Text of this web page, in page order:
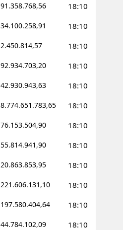
91.358.768,56 18:10
34.100.258,91 18:10
2.450.814,57 18:10
92.934.703,20 18:10
42.930.943,63 18:10
8.774.651.783,65 18:10
76.153.504,90 18:10
55.814.941,90 18:10
20.863.853,95 18:10
221.606.131,10 18:10
197.580.404,64 18:10
44.784.102,09 18:10